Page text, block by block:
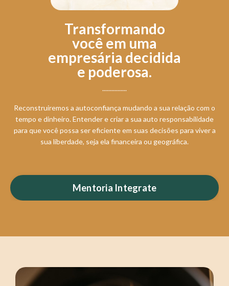
Transformando
você em uma
empresária decidida
e poderosa.
................
Reconstruiremos a autoconfiança mudando a sua relação com o
tempo e dinheiro. Entender e criar a sua auto responsabilidade
para que você possa ser eficiente em suas decisões para viver a
sua liberdade, seja ela financeira ou geográfica.
Mentoria Integrate